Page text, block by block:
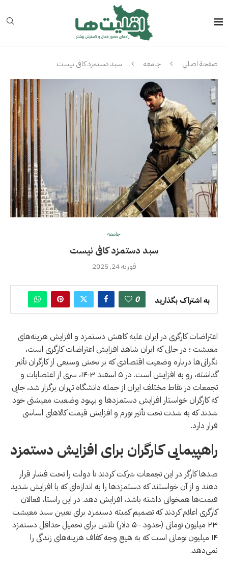
صفحة اصلي جامعه سبد دستمزد کافی نیست
جامعه
سبد دستمزد کافی نیست
فوریه 24, 2025
به اشتراک بگذارید 0
اعتراضات کارگری در ایران علیه کاهش دستمزد و افزایش هزینه‌های
معیشت ؛ در حالی که ایران شاهد افزایش اعتراضات کارگری است،
نگرانی‌ها درباره وضعیت اقتصادی که بر بخش وسیعی از کارگران تأثیر
گذاشته، رو به افزایش است. در ۵ اسفند ۱۴۰۳، سری از اعتصابات و
تجمعات در نقاط مختلف ایران از جمله دانشگاه تهران برگزار شد، جایی
که کارگران خواستار افزایش دستمزدها و بهبود وضعیت معیشتی خود
شدند که به شدت تحت تأثیر تورم و افزایش قیمت کالاهای اساسی
قرار دارد.
راهپیمایی کارگران برای افزایش دستمزد
صدها کارگر در این تجمعات شرکت کردند تا دولت را تحت فشار قرار
دهند و از آن خواستند که دستمزدها را به اندازه‌ای که با افزایش شدید
قیمت‌ها همخوانی داشته باشد، افزایش دهد. در این راستا، فعالان
کارگری اعلام کردند که تصمیم کمیته دستمزد برای تعیین سبد معیشت
۲۳ میلیون تومانی (حدود ۵۰۰ دلار) تلاش برای تحمیل حداقل دستمزد
۱۴ میلیون تومانی است که به هیچ وجه کفاف هزینه‌های زندگی را
نمی‌دهد.